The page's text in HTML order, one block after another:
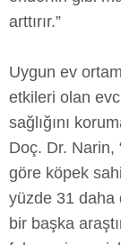
arttırır.”
Uygun ev
etkileri olan
sağlığını
Doç. Dr. Narin,
göre köpek
yüzde 31 daha
bir başka